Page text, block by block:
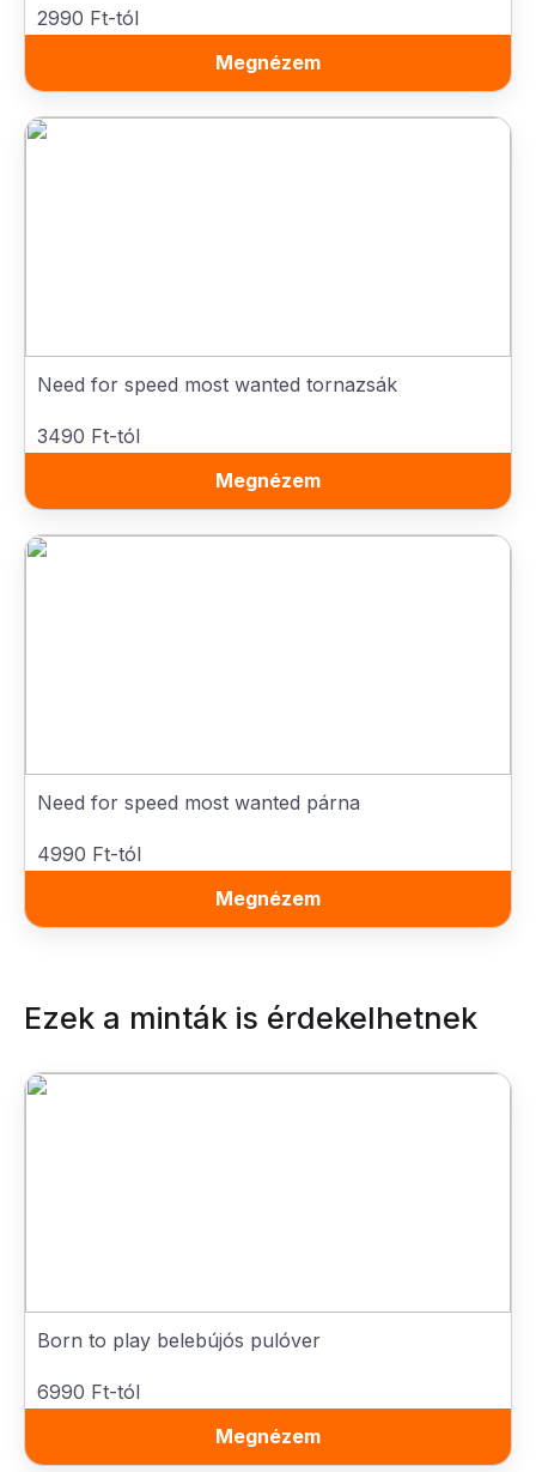
2990 Ft-tól
Megnézem
Need for speed most wanted tornazsák
3490 Ft-tól
Megnézem
Need for speed most wanted párna
4990 Ft-tól
Megnézem
Ezek a minták is érdekelhetnek
Born to play belebújós pulóver
6990 Ft-tól
Megnézem